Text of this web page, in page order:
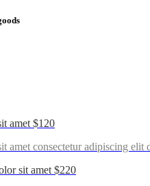
amet $120
amet consectetur adipiscing elit
sit amet $220